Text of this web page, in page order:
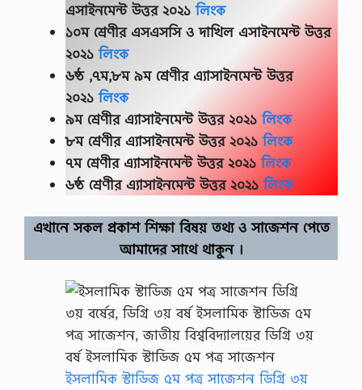
এসাইনমেন্ট উত্তর ২০২১লিংক
১০ম শ্রেণীর এসএসসি ও দাখিল এসাইনমেন্ট উত্তর
২০২১লিংক
৬ষ্ঠ ,৭ম,৮ম ৯ম শ্রেণীর এ্যাসাইনমেন্ট উত্তর
২০২১লিংক
৯ম শ্রেণীর এ্যাসাইনমেন্ট উত্তর ২০২১লিংক
৮ম শ্রেণীর এ্যাসাইনমেন্ট উত্তর ২০২১লিংক
৭ম শ্রেণীর এ্যাসাইনমেন্ট উত্তর ২০২১লিংক
৬ষ্ঠ শ্রেণীর এ্যাসাইনমেন্ট উত্তর ২০২১লিংক
এখানে সকল প্রকাশ শিক্ষা বিষয় তথ্য ও সাজেশন পেতে
আমাদের সাথে থাকুন ।
ইসলামিক স্টাডিজ ৫ম পত্র সাজেশন ডিগ্রি ৩য়